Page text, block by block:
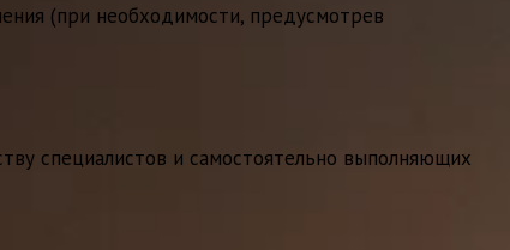
(при необходимости, предусмотрев
специалистов и самостоятельно выполняющих